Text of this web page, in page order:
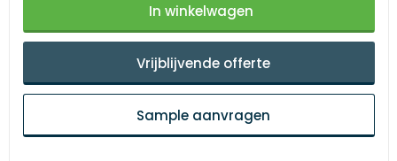
In winkelwagen
Vrijblijvende offerte
Sample aanvragen